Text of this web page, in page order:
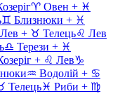
♈ Овен + ♓
♊ Близнюки + ♓
Лев + ♉ Телець♌ Лев
♎ Терези + ♓
+ ♌ Лев♑
♒ Водолій + ♋
Телець♓ Риби + ♍